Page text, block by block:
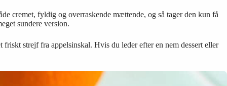
cremet, fyldig og overraskende mættende, og så tager den kun få
sundere version.
strejf fra appelsinskal. Hvis du leder efter en nem dessert eller